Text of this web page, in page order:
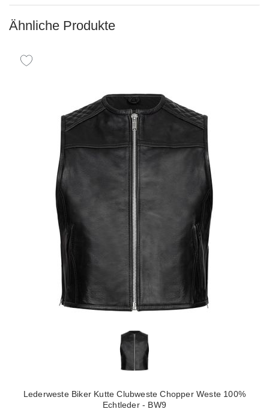
Ähnliche Produkte
Lederweste Biker Kutte Clubweste Chopper Weste 100%
Echtleder - BW9